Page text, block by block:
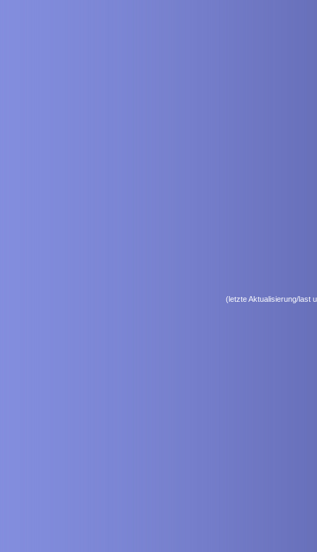
(letzte Aktualisierung/last